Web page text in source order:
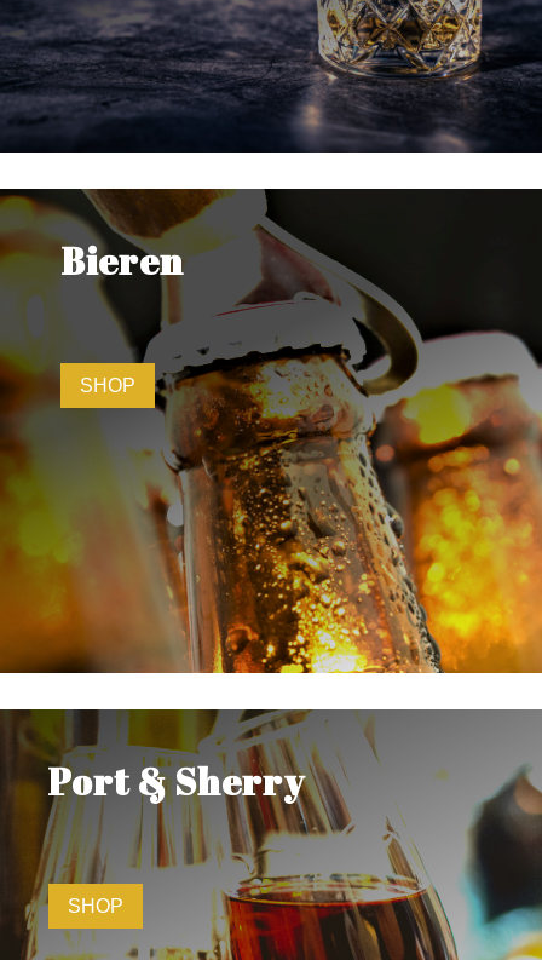
Bieren
SHOP
Port & Sherry
SHOP